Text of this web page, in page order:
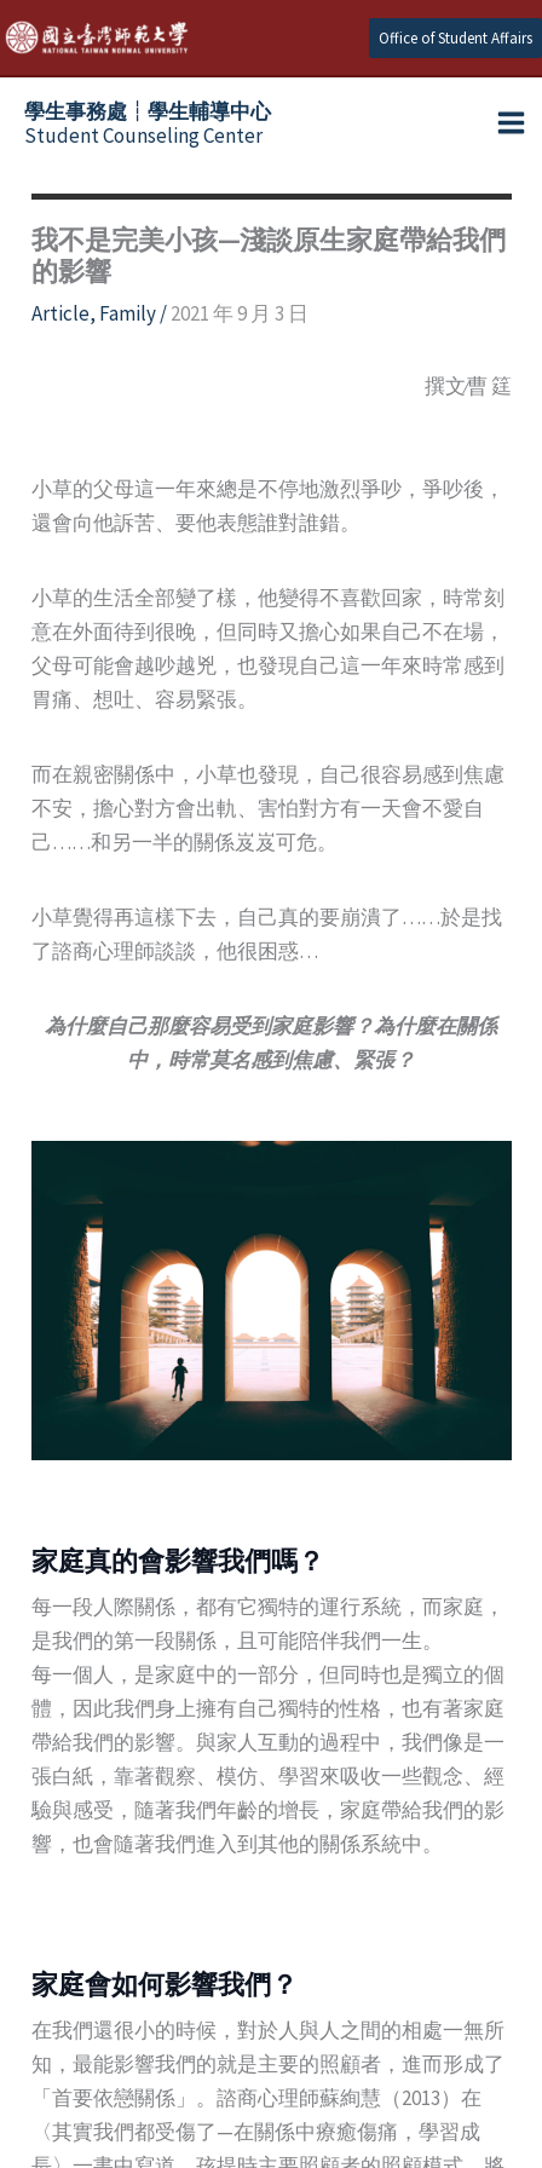
Skip
to
content
Office of Student Affairs
學生事務處┆學生輔導中心
Student Counseling Center
我不是完美小孩—淺談原生家庭帶給我們
的影響
Article, Family/2021 年 9 月 3 日
撰文∕曹 筳
小草的父母這一年來總是不停地激烈爭吵，爭吵後，
還會向他訴苦、要他表態誰對誰錯。
小草的生活全部變了樣，他變得不喜歡回家，時常刻
意在外面待到很晚，但同時又擔心如果自己不在場，
父母可能會越吵越兇，也發現自己這一年來時常感到
胃痛、想吐、容易緊張。
而在親密關係中，小草也發現，自己很容易感到焦慮
不安，擔心對方會出軌、害怕對方有一天會不愛自
己……和另一半的關係岌岌可危。
小草覺得再這樣下去，自己真的要崩潰了……於是找
了諮商心理師談談，他很困惑…
為什麼自己那麼容易受到家庭影響？為什麼在關係
中，時常莫名感到焦慮、緊張？
家庭真的會影響我們嗎？
每一段人際關係，都有它獨特的運行系統，而家庭，
是我們的第一段關係，且可能陪伴我們一生。
每一個人，是家庭中的一部分，但同時也是獨立的個
體，因此我們身上擁有自己獨特的性格，也有著家庭
帶給我們的影響。與家人互動的過程中，我們像是一
張白紙，靠著觀察、模仿、學習來吸收一些觀念、經
驗與感受，隨著我們年齡的增長，家庭帶給我們的影
響，也會隨著我們進入到其他的關係系統中。
家庭會如何影響我們？
在我們還很小的時候，對於人與人之間的相處一無所
知，最能影響我們的就是主要的照顧者，進而形成了
「首要依戀關係」。諮商心理師蘇絢慧（2013）在
〈其實我們都受傷了—在關係中療癒傷痛，學習成